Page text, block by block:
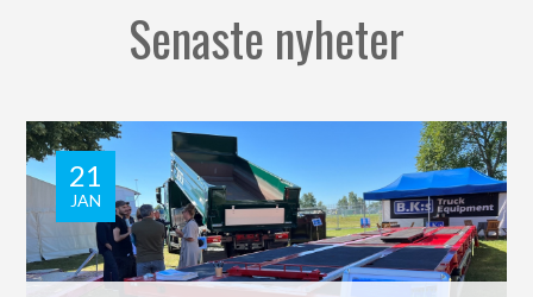
Senaste nyheter
21
JAN